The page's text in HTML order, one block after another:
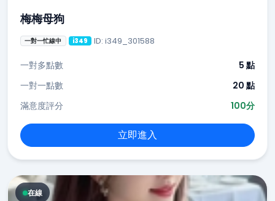
梅梅母狗
一對一忙線中 i349 ID: i349_301588
一對多點數
5 點
一對一點數
20 點
滿意度評分
100分
立即進入
在線